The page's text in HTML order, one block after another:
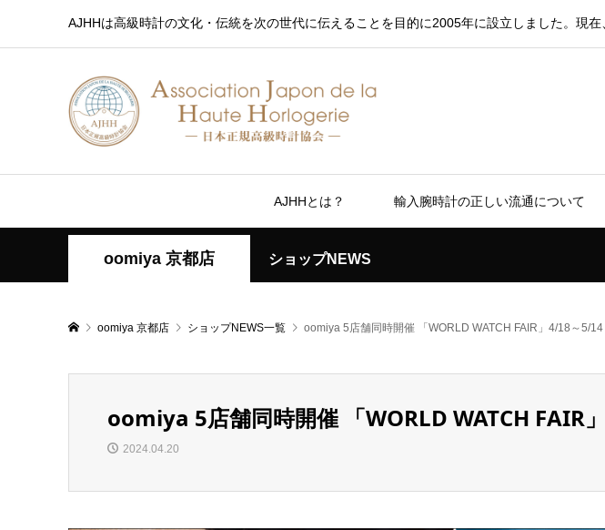
AJHHは高級時計の文化・伝統を次の世代に伝えることを目的に2005年に設立しました。現
AJHHとは？ 輸入腕時計の正しい流通について
oomiya 京都店 ショップNEWS
oomiya 京都店 ショップNEWS一覧 oomiya 5店舗同時開催 「WORLD WATCH FAIR」4/18～5/14
oomiya 5店舗同時開催 「WORLD WATCH FAIR
2024.04.20